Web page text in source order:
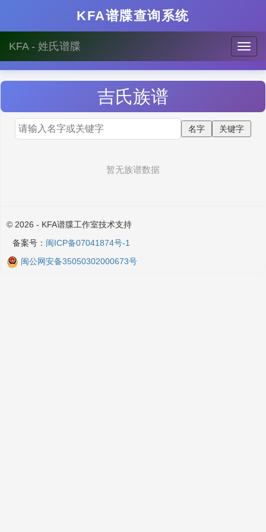
KFA谱牒查询系统
KFA - 姓氏谱牒
吉氏族谱
暂无族谱数据
© 2026 - KFA谱牒工作室技术支持
备案号： 闽ICP备07041874号-1
闽公网安备35050302000673号